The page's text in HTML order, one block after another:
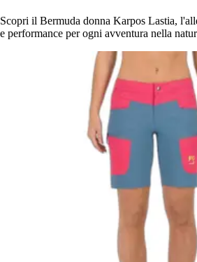
Scopri il Bermuda donna Karpos Lastia,
e performance per ogni avventura nella